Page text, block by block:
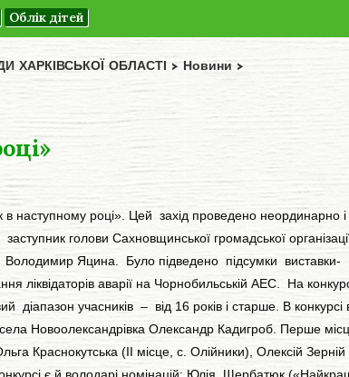
Облік дітей
ХАРКІВСЬКОЇ ОБЛАСТІ > Новини>
в наступному році». Цей захід проведено неординарно і
голови Сахновщинської громадської
Яцина. Було підведено підсумки виставки-
ліквідаторів аварії на Чорнобильській АЕС. На
учасників – від 16 років і старше. В конкурсі
Новоолександрівка Олександр Кадигроб. Перше
Краснокутська (ІІ місце, с. Олійники), Олексій Зерній